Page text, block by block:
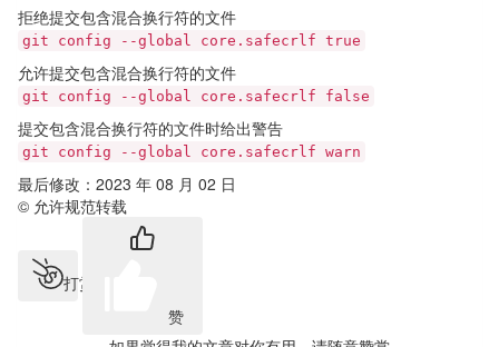
拒绝提交包含混合换行符的文件
git config --global core.safecrlf true
允许提交包含混合换行符的文件
git config --global core.safecrlf false
提交包含混合换行符的文件时给出警告
git config --global core.safecrlf warn
最后修改：2023 年 08 月 02 日
© 允许规范转载
打赏
赞